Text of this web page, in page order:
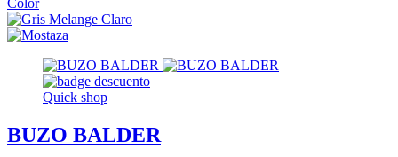
Quick shop
BUZO BALDER